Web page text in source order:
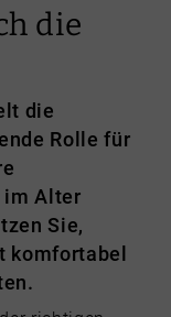
die
die
Rolle für
im Alter
Sie,
komfortabel